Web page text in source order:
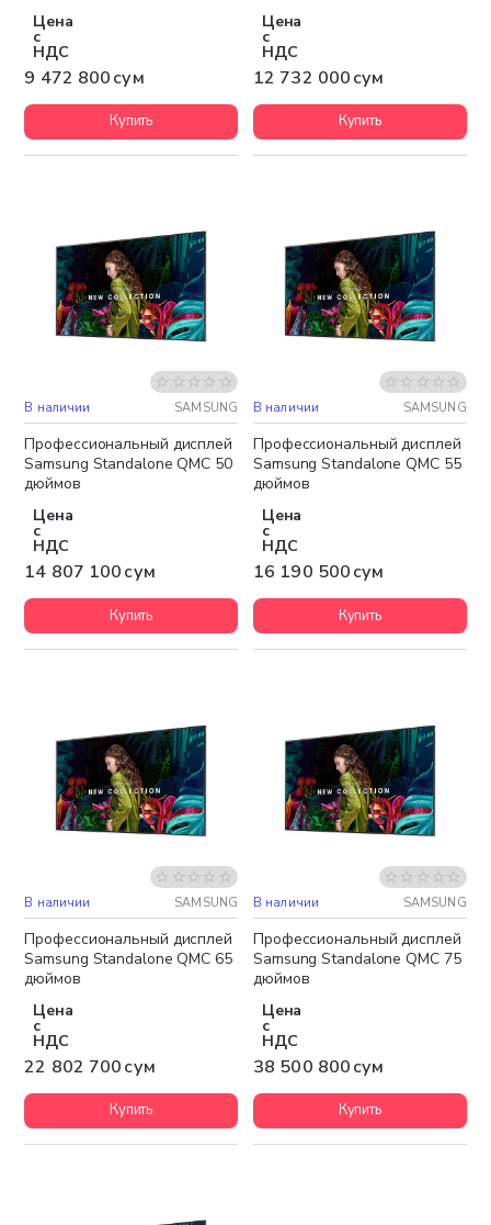
Цена
с
НДС
9 472 800 сум
Купить
Цена
с
НДС
12 732 000 сум
Купить
Бесплатная доставка
В наличии SAMSUNG
Профессиональный дисплей
Samsung Standalone QMC 50
дюймов
Цена
с
НДС
14 807 100 сум
Купить
Бесплатная доставка
В наличии SAMSUNG
Профессиональный дисплей
Samsung Standalone QMC 55
дюймов
Цена
с
НДС
16 190 500 сум
Купить
Бесплатная доставка
В наличии SAMSUNG
Профессиональный дисплей
Samsung Standalone QMC 65
дюймов
Цена
с
НДС
22 802 700 сум
Купить
Бесплатная доставка
В наличии SAMSUNG
Профессиональный дисплей
Samsung Standalone QMC 75
дюймов
Цена
с
НДС
38 500 800 сум
Купить